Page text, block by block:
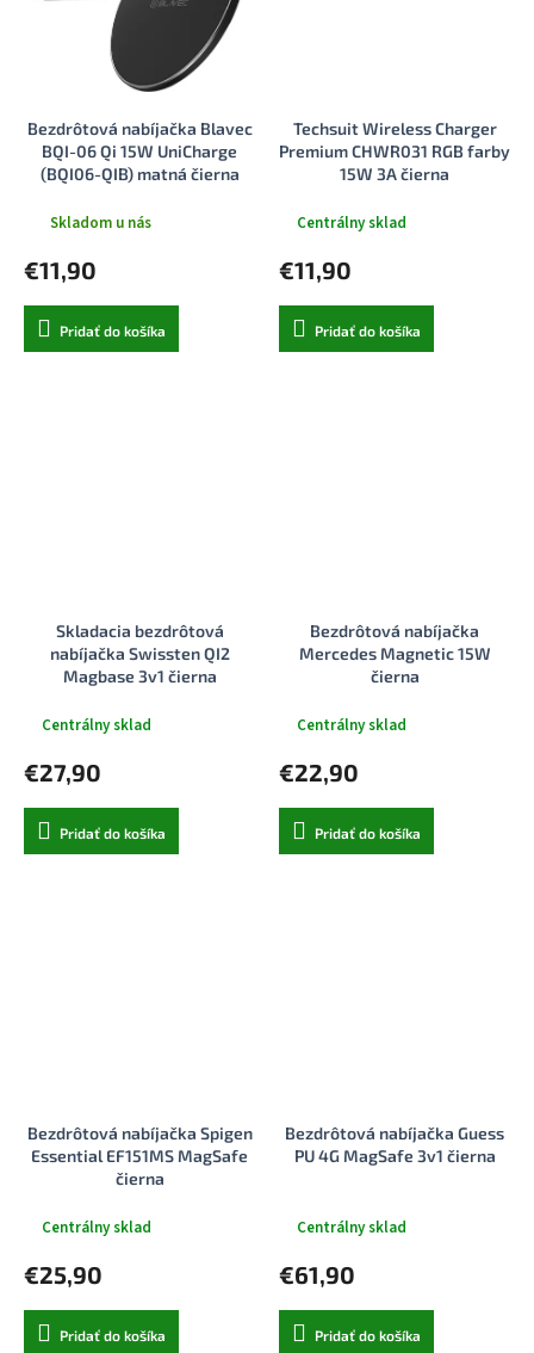
Bezdrôtová nabíjačka Blavec
BQI-06 Qi 15W UniCharge
(BQI06-QIB) matná čierna
Skladom u nás
€11,90
Pridať do košíka
Techsuit Wireless Charger
Premium CHWR031 RGB farby
15W 3A čierna
Centrálny sklad
€11,90
Pridať do košíka
Skladacia bezdrôtová
nabíjačka Swissten QI2
Magbase 3v1 čierna
Centrálny sklad
€27,90
Pridať do košíka
Bezdrôtová nabíjačka
Mercedes Magnetic 15W
čierna
Centrálny sklad
€22,90
Pridať do košíka
Bezdrôtová nabíjačka Spigen
Essential EF151MS MagSafe
čierna
Centrálny sklad
€25,90
Pridať do košíka
Bezdrôtová nabíjačka Guess
PU 4G MagSafe 3v1 čierna
Centrálny sklad
€61,90
Pridať do košíka